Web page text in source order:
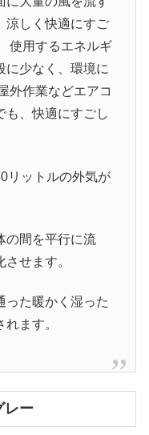
涼しく快適にすご
使用するエネルギ
に少なく、環境に
外作業などエアコ
も、快適にすごし
リットルの外気が
の間を平行に流
せます。
った暖かく湿った
ます。
レー